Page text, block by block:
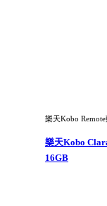
樂天Kobo
樂天Kobo
16GB